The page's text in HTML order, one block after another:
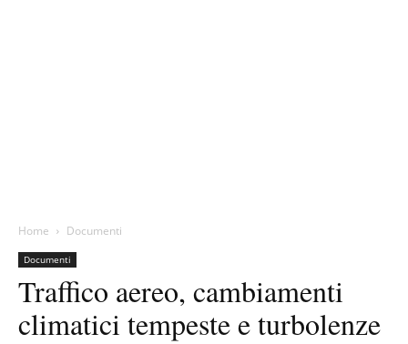
Home Documenti
Documenti
Traffico aereo, cambiamenti
climatici tempeste e turbolenze